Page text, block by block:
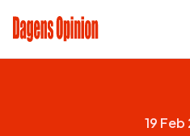
19 Feb